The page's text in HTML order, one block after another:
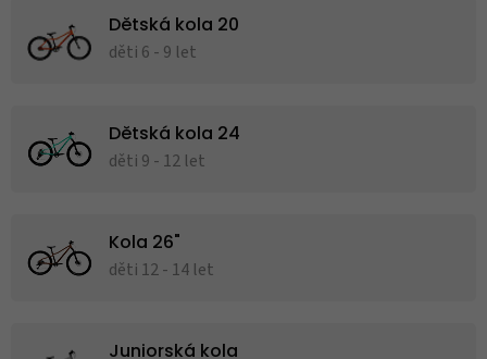
Dětská kola 20
děti 6 - 9 let
Dětská kola 24
děti 9 - 12 let
Kola 26"
děti 12 - 14 let
Juniorská kola